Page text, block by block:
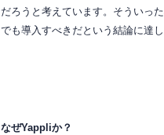
だろうと考えています。そういっ
でも導入すべきだという結論に達し
なぜYappliか？